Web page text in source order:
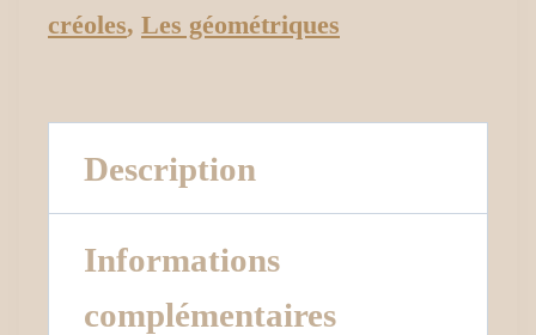
créoles, Les géométriques
Description
Informations
complémentaires